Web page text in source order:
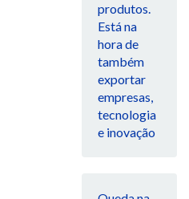
produtos.
Está na
hora de
também
exportar
empresas,
tecnologia
e inovação